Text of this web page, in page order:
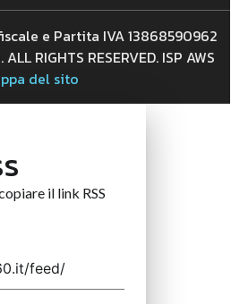
e Partita IVA 13868590962
RIGHTS RESERVED. ISP AWS
del sito
il link RSS